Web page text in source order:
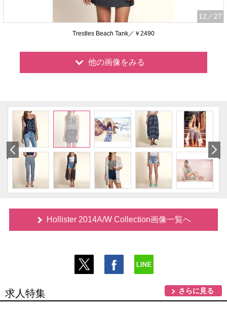
12 ／27
Trestles Beach Tank／￥2490
他の画像をみる
Hollister 2014A/W Collection画像一覧へ
求人特集 さらに見る